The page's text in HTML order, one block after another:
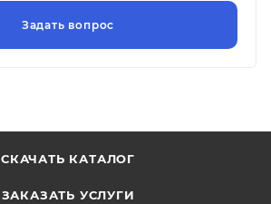
СКАЧАТЬ КАТАЛОГ
ЗАКАЗАТЬ УСЛУГИ